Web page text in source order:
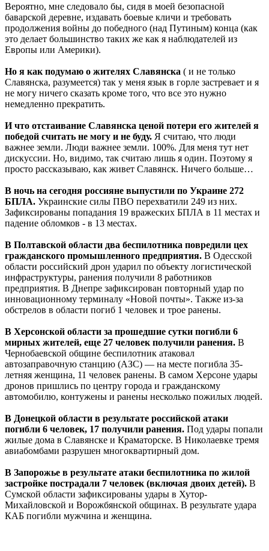
Вероятно, мне следовало бы, сидя в моей безопасной
баварской деревне, издавать боевые кличи и требовать
продолжения войны до победного (над Путиным) конца (как
это делает большинство таких же как я наблюдателей из
Европы или Америки).
Но я как подумаю о жителях Славянска ( и не только
Славянска, разумеется) так у меня язык в горле застревает и я
не могу ничего сказать кроме того, что все это нужно
немедленно прекратить.
И что отстаивание Славянска ценой потери его жителей я
победой считать не могу и не буду. Я считаю, что люди
важнее земли. Люди важнее земли. 100%. Для меня тут нет
дискуссии. Но, видимо, так считаю лишь я один. Поэтому я
просто рассказываю, как живет Славянск. Ничего больше…
В ночь на сегодня россияне выпустили по Украине 272
БПЛА. Украинские силы ПВО перехватили 249 из них.
Зафиксированы попадания 19 вражеских БПЛА в 11 местах и
падение обломков - в 13 местах.
В Полтавской области два беспилотника повредили цех
гражданского промышленного предприятия. В Одесской
области российский дрон ударил по объекту логистической
инфраструктуры, ранения получили 8 работников
предприятия. В Днепре зафиксирован повторный удар по
инновационному терминалу «Новой почты». Также из-за
обстрелов в области погиб 1 человек и трое ранены.
В Херсонской области за прошедшие сутки погибли 6
мирных жителей, еще 27 человек получили ранения. В
Чернобаевской общине беспилотник атаковал
автозаправочную станцию (АЗС) — на месте погибла 35-
летняя женщина, 11 человек ранены. В самом Херсоне удары
дронов пришлись по центру города и гражданскому
автомобилю, контужены и ранены несколько пожилых людей.
В Донецкой области в результате российской атаки
погибли 6 человек, 17 получили ранения. Под удары попали
жилые дома в Славянске и Краматорске. В Николаевке тремя
авиабомбами разрушен многоквартирный дом.
В Запорожье в результате атаки беспилотника по жилой
застройке пострадали 7 человек (включая двоих детей). В
Сумской области зафиксированы удары в Хутор-
Михайловской и Ворожбянской общинах. В результате удара
КАБ погибли мужчина и женщина.